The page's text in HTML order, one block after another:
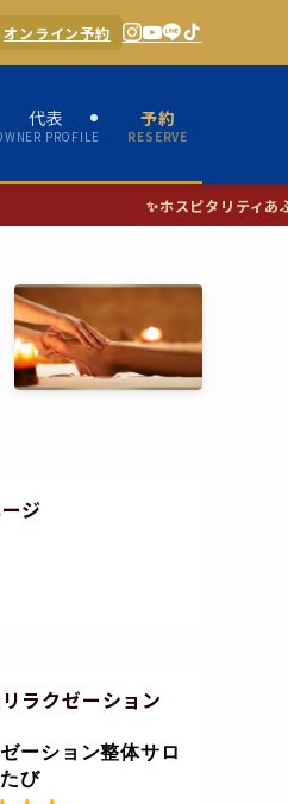
オンライン予約
代表
PROFILE
予約
RESERVE
ホスピタリティあふれる女性セラピス
ジ
ラクゼーション
ーション整体サロ
び